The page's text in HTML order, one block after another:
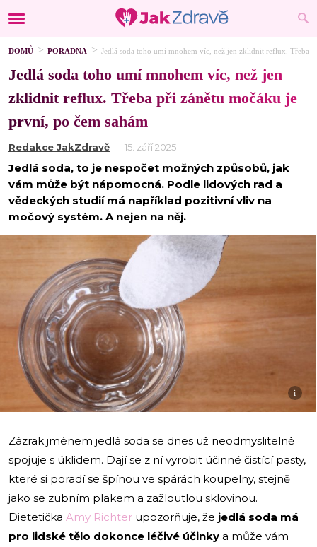
DOMŮ PORADNA Jedlá soda toho umí mnohem víc, než jen zklidnit reflux. Třeba
Jedlá soda toho umí mnohem víc, než jen
zklidnit reflux. Třeba při zánětu močáku je
první, po čem sahám
Redakce JakZdravě 15. září 2025
Jedlá soda, to je nespočet možných způsobů, jak
vám může být nápomocná. Podle lidových rad a
vědeckých studií má například pozitivní vliv na
močový systém. A nejen na něj.
i
Zázrak jménem jedlá soda se dnes už neodmyslitelně
spojuje s úklidem. Dají se z ní vyrobit účinné čistící pasty,
které si poradí se špínou ve spárách koupelny, stejně
jako se zubním plakem a zažloutlou sklovinou.
Dietetička Amy Richter upozorňuje, že jedlá soda má
pro lidské tělo dokonce léčivé účinky a může vám